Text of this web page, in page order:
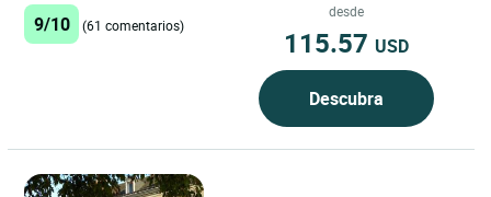
9/10 (61 comentarios)
desde
115.57 USD
Descubra